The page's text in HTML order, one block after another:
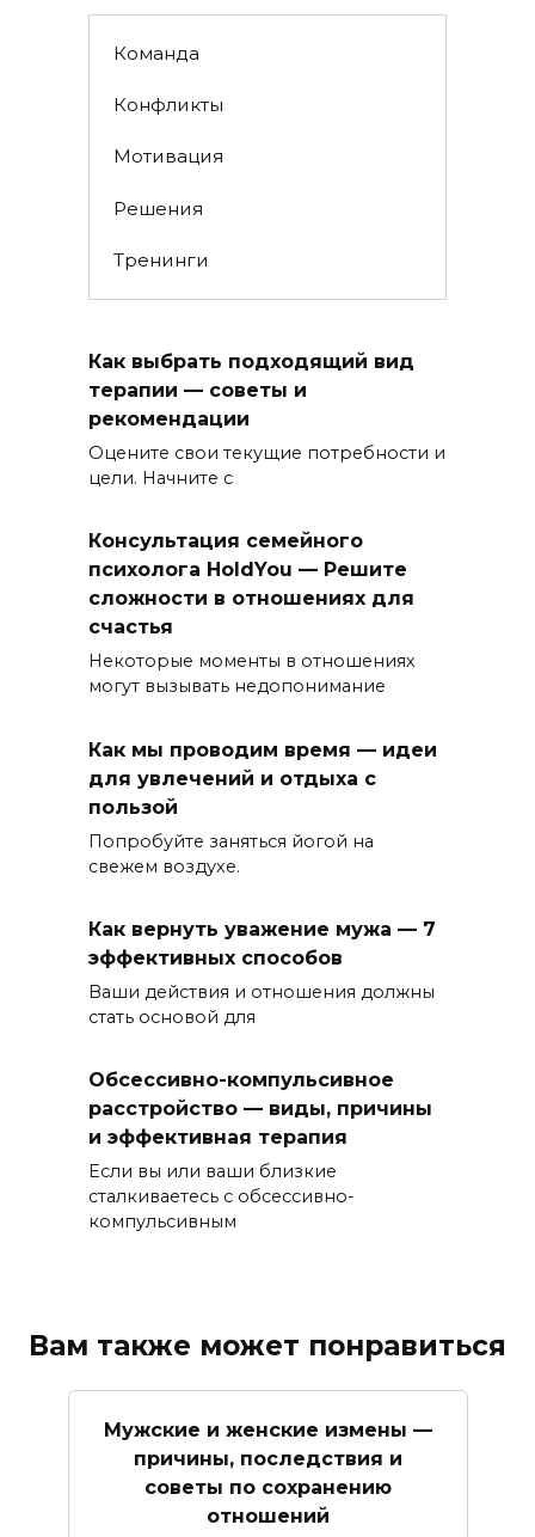
Команда
Конфликты
Мотивация
Решения
Тренинги
Как выбрать подходящий вид
терапии — советы и
рекомендации
Оцените свои текущие потребности и
цели. Начните с
Консультация семейного
психолога HoldYou — Решите
сложности в отношениях для
счастья
Некоторые моменты в отношениях
могут вызывать недопонимание
Как мы проводим время — идеи
для увлечений и отдыха с
пользой
Попробуйте заняться йогой на
свежем воздухе.
Как вернуть уважение мужа — 7
эффективных способов
Ваши действия и отношения должны
стать основой для
Обсессивно-компульсивное
расстройство — виды, причины
и эффективная терапия
Если вы или ваши близкие
сталкиваетесь с обсессивно-
компульсивным
Вам также может понравиться
Мужские и женские измены —
причины, последствия и
советы по сохранению
отношений